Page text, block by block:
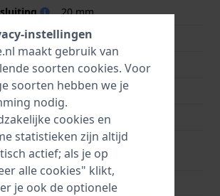
sluiting
20 mm
Zwart
Wit
Geen
NVT
uur
75 mm
uur (mm) 115 mm
instellingen
maakt gebruik van
soorten cookies. Voor
soorten hebben we je
nodig.
cookies en
statistieken zijn altijd
actief; als je op
alle cookies" klikt,
je ook de optionele